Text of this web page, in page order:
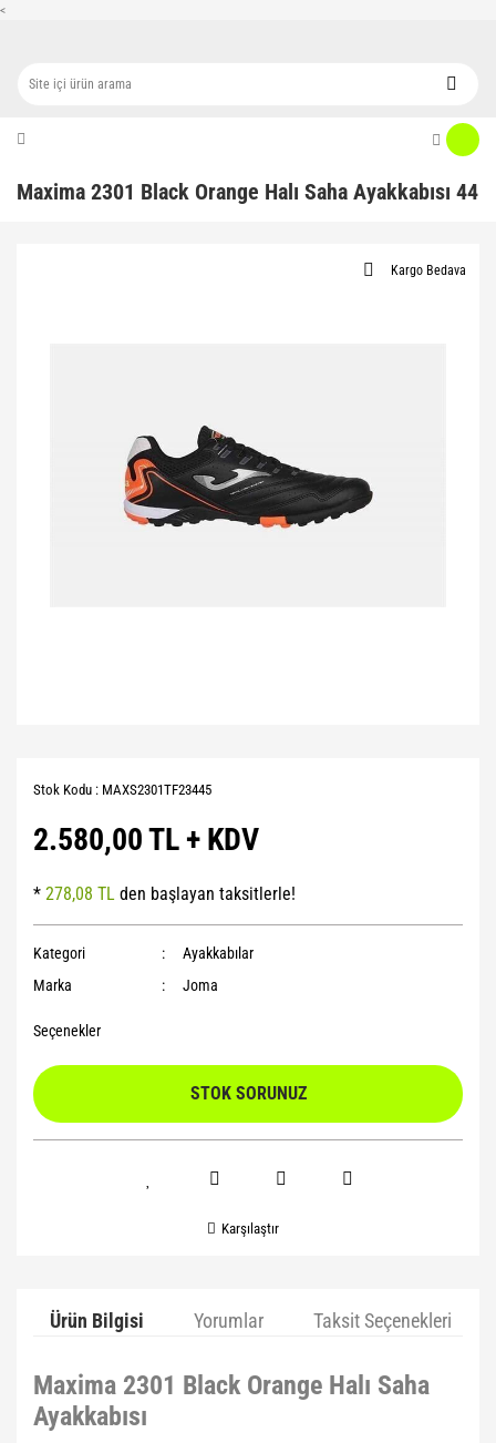
<
Maxima 2301 Black Orange Halı Saha Ayakkabısı 44
Kargo Bedava
Stok Kodu : MAXS2301TF23445
2.580,00 TL + KDV
* 278,08 TL den başlayan taksitlerle!
Kategori
Ayakkabılar
Marka
Joma
Seçenekler
STOK SORUNUZ
Karşılaştır
Ürün Bilgisi Yorumlar Taksit Seçenekleri
Maxima 2301 Black Orange Halı Saha
Ayakkabısı